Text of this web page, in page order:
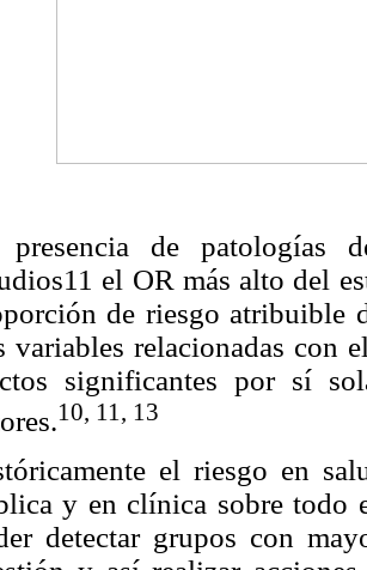
presencia de patologías
el OR más alto del
de riesgo atribuible
variables relacionadas con
significantes por sí
10, 11, 13
el riesgo en
y en clínica sobre todo
detectar grupos con